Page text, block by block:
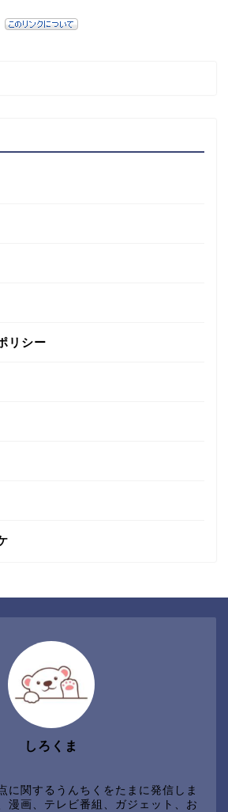
リシー
しろくま
に関するうんちくをたまに発信しま
漫画、テレビ番組、ガジェット、お